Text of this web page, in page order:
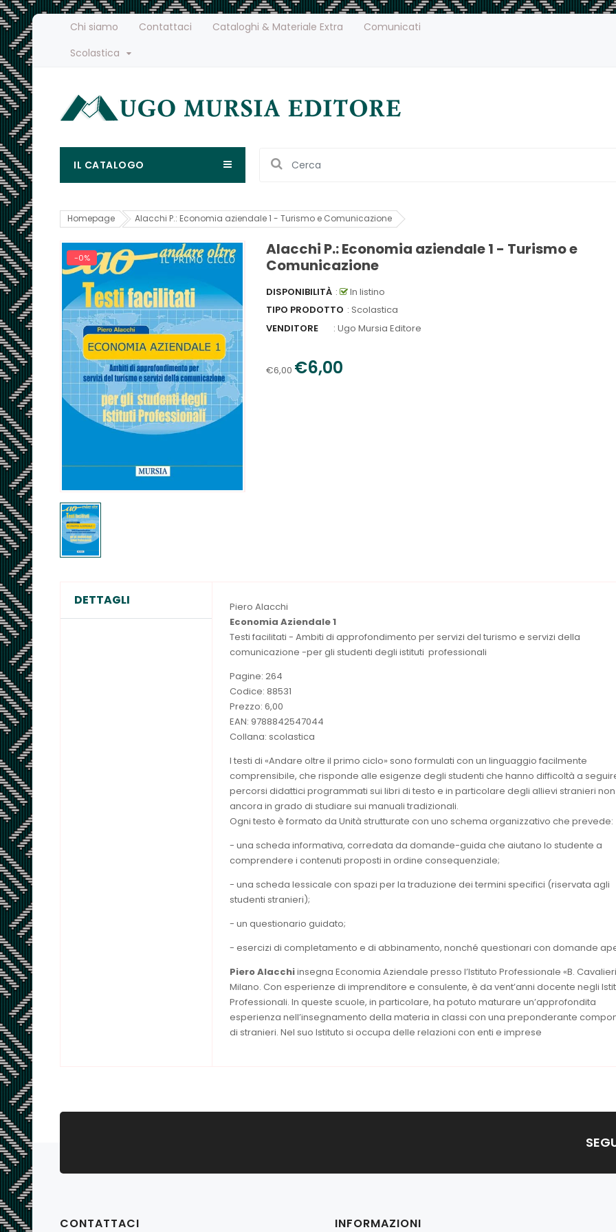
Chi siamo Contattaci Cataloghi & Materiale Extra
Comunicati
Scolastica
IL CATALOGO
Homepage Alacchi P.: Economia aziendale 1 - Turismo e Comunicazione
-0%
Alacchi P.: Economia aziendale 1 - Turismo e
Comunicazione
DISPONIBILITÀ :
In listino
TIPO PRODOTTO : Scolastica
VENDITORE
: Ugo Mursia Editore
€6,00 €6,00
DETTAGLI
Piero Alacchi
Economia Aziendale 1
Testi facilitati - Ambiti di approfondimento per servizi del turismo e servizi della
comunicazione -per gli studenti degli istituti professionali
Pagine: 264
Codice: 88531
Prezzo: 6,00
EAN: 9788842547044
Collana: scolastica
I testi di «Andare oltre il primo ciclo» sono formulati con un linguaggio facilmente
comprensibile, che risponde alle esigenze degli studenti che hanno difficoltà a
percorsi didattici programmati sui libri di testo e in particolare degli allievi stranieri non
ancora in grado di studiare sui manuali tradizionali.
Ogni testo è formato da Unità strutturate con uno schema organizzativo che prevede:
- una scheda informativa, corredata da domande-guida che aiutano lo studente a
comprendere i contenuti proposti in ordine consequenziale;
- una scheda lessicale con spazi per la traduzione dei termini specifici (riservata agli
studenti stranieri);
- un questionario guidato;
- esercizi di completamento e di abbinamento, nonché questionari con domande
Piero Alacchiinsegna Economia Aziendale presso l’Istituto Professionale «B.
Milano. Con esperienze di imprenditore e consulente, è da vent’anni docente negli
Professionali. In queste scuole, in particolare, ha potuto maturare un’approfondita
esperienza nell’insegnamento della materia in classi con una preponderante
di stranieri. Nel suo Istituto si occupa delle relazioni con enti e imprese
CONTATTACI INFORMAZIONI